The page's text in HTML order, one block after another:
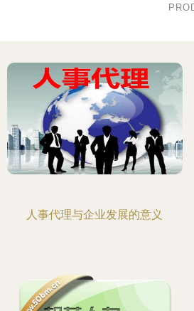
人事代理与企业发展的意义